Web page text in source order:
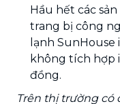
Hầu hết các
trang bị công
lạnh
không tích hợp
đồng.
Trên thị trường có